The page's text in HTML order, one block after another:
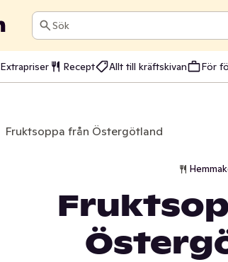
Sök
Extrapriser Recept Allt till kräftskivan För
Fruktsoppa från Östergötland